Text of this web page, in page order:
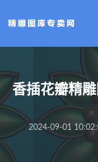
香插花瓣精
2024-09-01